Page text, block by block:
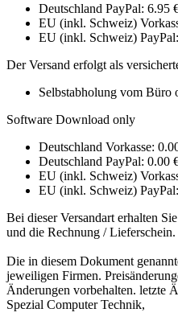
Deutschland PayPal: 6.95
EU (inkl. Schweiz)
EU (inkl. Schweiz)
Der Versand erfolgt als
Selbstabholung vom Büro
Software Download only
Deutschland Vorkasse:
Deutschland PayPal: 0.00
EU (inkl. Schweiz)
EU (inkl. Schweiz)
Bei dieser Versandart erhalten
und die Rechnung / Lieferschein.
Die in diesem Dokument
jeweiligen Firmen.
Änderungen vorbehalten. letzte
Spezial Computer Technik,